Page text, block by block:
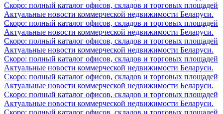
Скоро: полный каталог офисов, складов и торговых площадей
Актуальные новости коммерческой недвижимости Беларуси.
Скоро: полный каталог офисов, складов и торговых площадей
Актуальные новости коммерческой недвижимости Беларуси.
Скоро: полный каталог офисов, складов и торговых площадей
Актуальные новости коммерческой недвижимости Беларуси.
Скоро: полный каталог офисов, складов и торговых площадей
Актуальные новости коммерческой недвижимости Беларуси.
Скоро: полный каталог офисов, складов и торговых площадей
Актуальные новости коммерческой недвижимости Беларуси.
Скоро: полный каталог офисов, складов и торговых площадей
Актуальные новости коммерческой недвижимости Беларуси.
Скоро: полный каталог офисов, складов и торговых площадей